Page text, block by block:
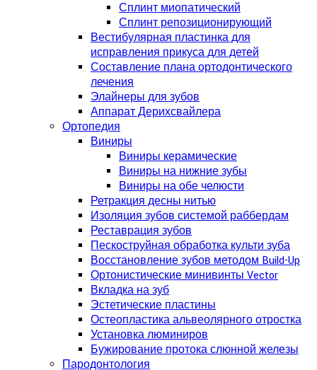
Сплинт миопатический
Сплинт репозиционирующий
Вестибулярная пластинка для
исправления прикуса для детей
Составление плана ортодонтического
лечения
Элайнеры для зубов
Аппарат Дерихсвайлера
Ортопедия
Виниры
Виниры керамические
Виниры на нижние зубы
Виниры на обе челюсти
Ретракция десны нитью
Изоляция зубов системой раббердам
Реставрация зубов
Пескоструйная обработка культи зуба
Восстановление зубов методом Build-Up
Ортонистические минивинты Vector
Вкладка на зуб
Эстетические пластины
Остеопластика альвеолярного отростка
Установка люминиров
Бужирование протока слюнной железы
Пародонтология